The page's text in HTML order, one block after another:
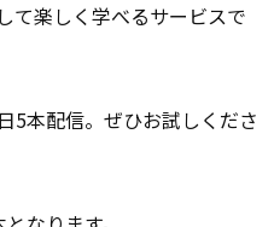
て楽しく学べるサービスで
5本配信。ぜひお試しくださ